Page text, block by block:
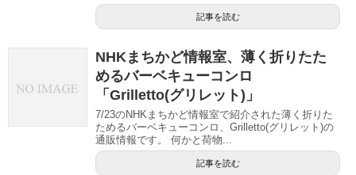
記事を読む
NHKまちかど情報室、薄く折りたた
めるバーベキューコンロ
「Grilletto(グリレット)」
7/23のNHKまちかど情報室で紹介された薄く折りた
ためるバーベキューコンロ、Grilletto(グリレット)の
通販情報です。 何かと荷物...
記事を読む